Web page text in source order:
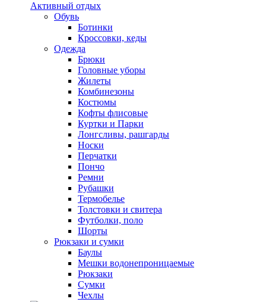
Активный отдых
Обувь
Ботинки
Кроссовки, кеды
Одежда
Брюки
Головные уборы
Жилеты
Комбинезоны
Костюмы
Кофты флисовые
Куртки и Парки
Лонгсливы, рашгарды
Носки
Перчатки
Пончо
Ремни
Рубашки
Термобелье
Толстовки и свитера
Футболки, поло
Шорты
Рюкзаки и сумки
Баулы
Мешки водонепроницаемые
Рюкзаки
Сумки
Чехлы